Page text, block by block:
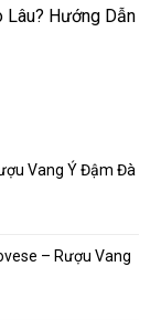
Lâu? Hướng Dẫn
Vang Ý Đậm Đà
– Rượu Vang